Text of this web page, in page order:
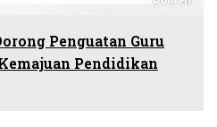
Penguatan Guru
Pendidikan